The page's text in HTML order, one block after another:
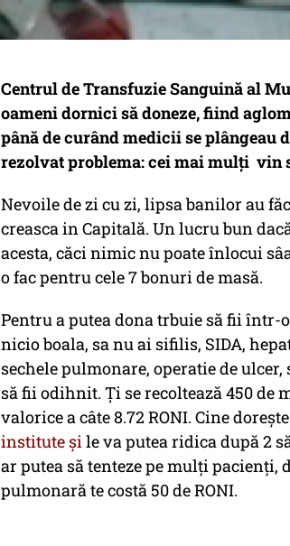
Centrul de Transfuzie Sanguină al
oameni dornici să doneze, fiind
până de curând medicii se plângeau
rezolvat problema: cei mai mulți vin
Nevoile de zi cu zi, lipsa banilor au
creasca in Capitală. Un lucru bun
acesta, căci nimic nu poate înlocui
o fac pentru cele 7 bonuri de masă.
Pentru a putea dona trbuie să fii într-
nicio boala, sa nu ai sifilis, SIDA,
sechele pulmonare, operatie de
să fii odihnit. Ţi se recoltează 450
valorice a câte 8.72 RONI. Cine
institute şile va putea ridica după 2
ar putea să tenteze pe mulți pacienți,
pulmonară te costă 50 de RONI.